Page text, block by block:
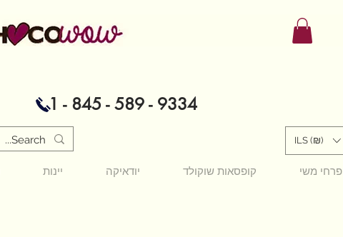
1 - 845 - 589 - 9334
ILS (₪)
יינות יודאיקה קופסאות שוקולד פרחי משי